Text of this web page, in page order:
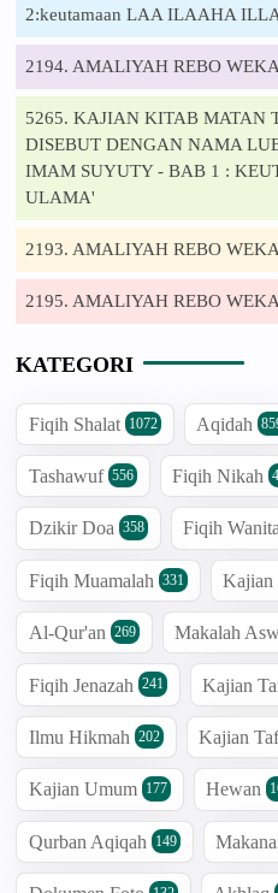
2:keutamaan LAA ILAAHA
2194. AMALIYAH REBO
5265. KAJIAN KITAB MATAN
DISEBUT DENGAN NAMA
IMAM SUYUTY - BAB 1 :
ULAMA'
2193. AMALIYAH REBO
2195. AMALIYAH REBO
KATEGORI
Fiqih Shalat 1072 Aqidah
Tashawuf 556 Fiqih Nikah
Dzikir Doa 358 Fiqih
Fiqih Muamalah 331
Al-Qur'an 269 Makalah
Fiqih Jenazah 241 Kajian
Ilmu Hikmah 202 Kajian
Kajian Umum 177 Hewan
Qurban Aqiqah 149